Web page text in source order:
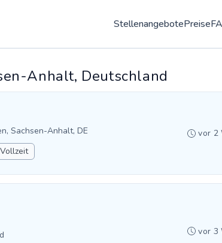
StellenangebotePreise
Anhalt, Deutschland
Sachsen-Anhalt, DE
Vollzeit
vor 2
vor 3